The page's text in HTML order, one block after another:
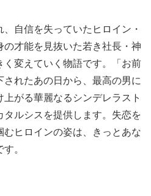
自信を失っていたヒロイン・
才能を見抜いた若き社長・神
変えていく物語です。「お前
されたあの日から、最高の男に
がる華麗なるシンデレラスト
ルシスを提供します。失恋を
ヒロインの姿は、きっとあな
。